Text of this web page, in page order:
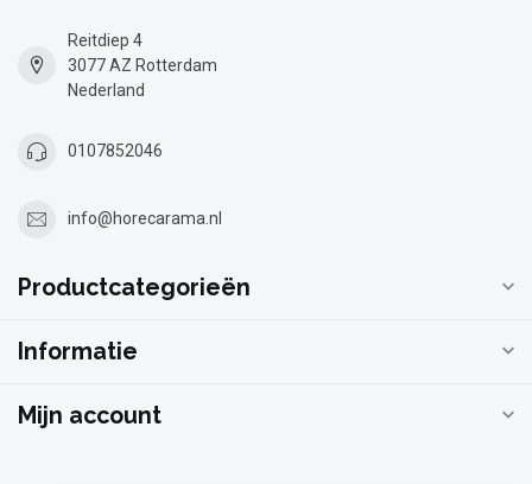
Reitdiep 4
3077 AZ Rotterdam
Nederland
0107852046
info@horecarama.nl
Productcategorieën
Informatie
Mijn account